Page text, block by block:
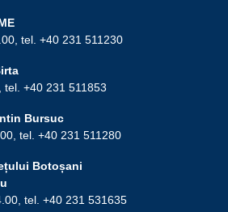
tel. +40 231 511230
+40 231 511853
Bursuc
tel. +40 231 511280
Botoșani
tel. +40 231 531635